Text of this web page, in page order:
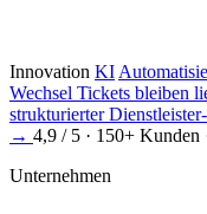
Innovation KI
Wechsel Tickets bleiben
strukturierter
→ 4,9 / 5 · 150+ Kunden
Unternehmen